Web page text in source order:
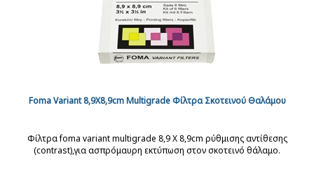
Foma Variant 8,9X8,9cm Multigrade Φίλτρα Σκοτεινού Θαλάμου
Φίλτρα foma variant multigrade 8,9 X 8,9cm ρύθμισης αντίθεσης
(contrast),για ασπρόμαυρη εκτύπωση στον σκοτεινό θάλαμο.